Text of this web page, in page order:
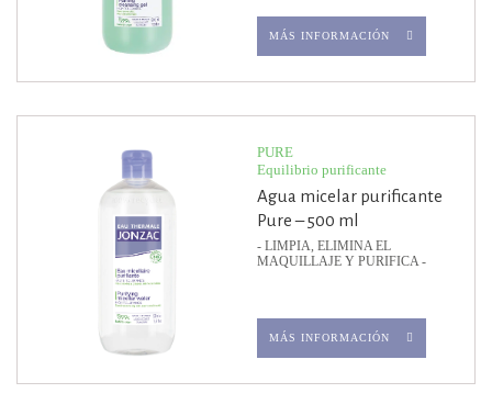
MÁS INFORMACIÓN
PURE
Equilibrio purificante
Agua micelar purificante
Pure – 500 ml
- LIMPIA, ELIMINA EL
MAQUILLAJE Y PURIFICA -
MÁS INFORMACIÓN